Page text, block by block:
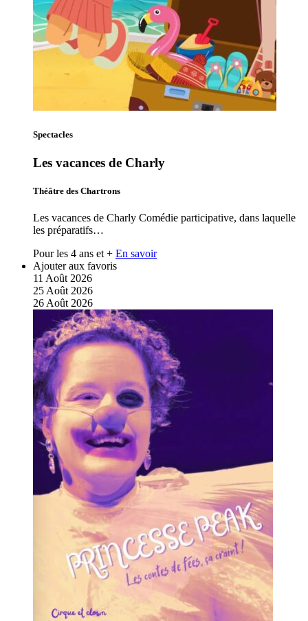
Spectacles
Les vacances de Charly
Théâtre des Chartrons
Les vacances de Charly Comédie participative, dans laquelle
les préparatifs…
Pour les 4 ans et + En savoir
Ajouter aux favoris
11 Août 2026
25 Août 2026
26 Août 2026